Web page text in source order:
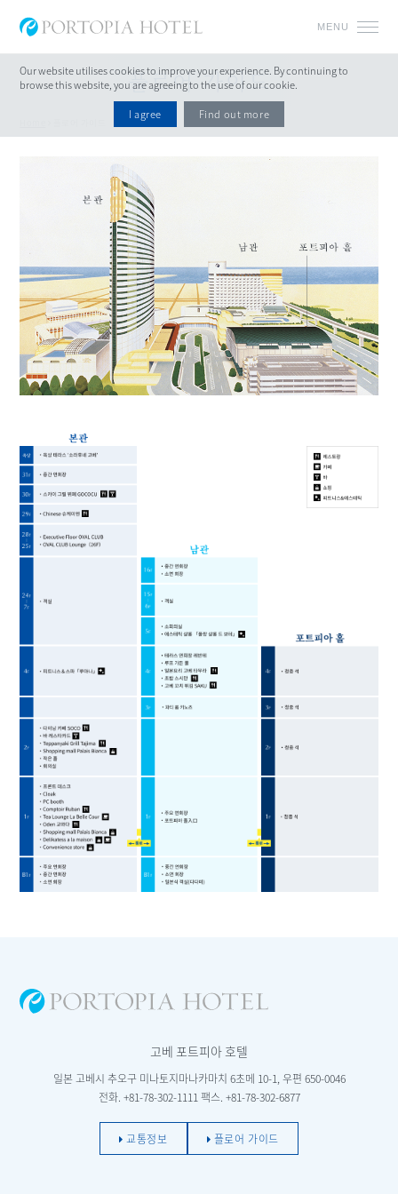
MENU
플로어 가이드
Our website utilises cookies to improve your experience. By continuing to
browse this website, you are agreeing to the use of our cookie.
I agree Find out more
고베 포트피아 호텔
일본 고베시 추오구 미나토지마나카마치 6초메 10-1, 우편 650-0046
전화. +81-78-302-1111 팩스. +81-78-302-6877
교통정보 플로어 가이드